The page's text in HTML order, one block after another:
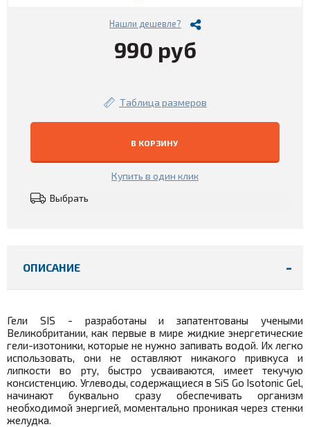
Нашли дешевле?
990 руб
Таблица размеров
В КОРЗИНУ
Купить в один клик
Выбрать
ОПИСАНИЕ
Гели SIS - разработаны и запатентованы учеными
Великобритании, как первые в мире жидкие энергетические
гели-изотоники, которые не нужно запивать водой. Их легко
использовать, они не оставляют никакого привкуса и
липкости во рту, быстро усваиваются, имеет текучую
консистенцию. Углеводы, содержащиеся в SiS Go Isotonic Gel,
начинают буквально сразу обеспечивать организм
необходимой энергией, моментально проникая через стенки
желудка.